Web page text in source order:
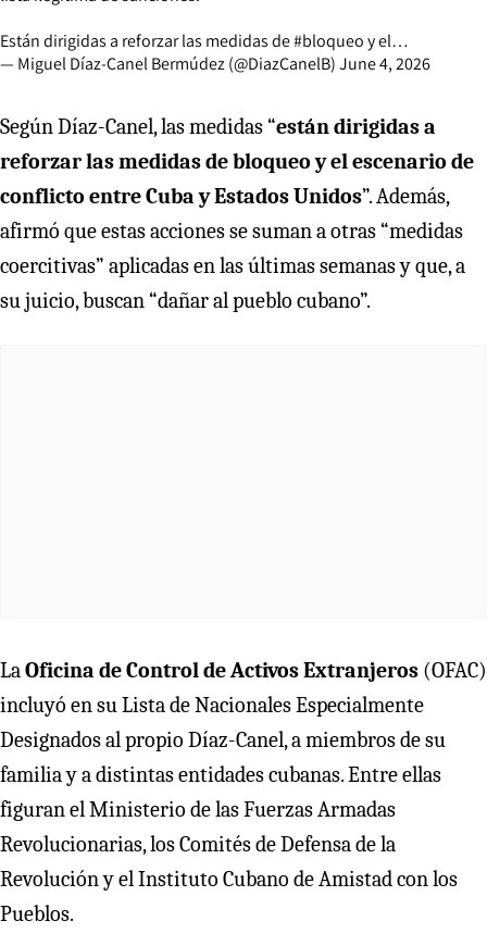
Están dirigidas a reforzar las medidas de#bloqueoy el…
— Miguel Díaz-Canel Bermúdez (@DiazCanelB)June 4, 2026
Según Díaz-Canel, las medidas “están dirigidas a
reforzar las medidas de bloqueo y el escenario de
conflicto entre Cuba y Estados Unidos”. Además,
afirmó que estas acciones se suman a otras “medidas
coercitivas” aplicadas en las últimas semanas y que, a
su juicio, buscan “dañar al pueblo cubano”.
LaOficina de Control de Activos Extranjeros (OFAC)
incluyó en su Lista de Nacionales Especialmente
Designados al propio Díaz-Canel, a miembros de su
familia y a distintas entidades cubanas. Entre ellas
figuran el Ministerio de las Fuerzas Armadas
Revolucionarias, los Comités de Defensa de la
Revolución y el Instituto Cubano de Amistad con los
Pueblos.